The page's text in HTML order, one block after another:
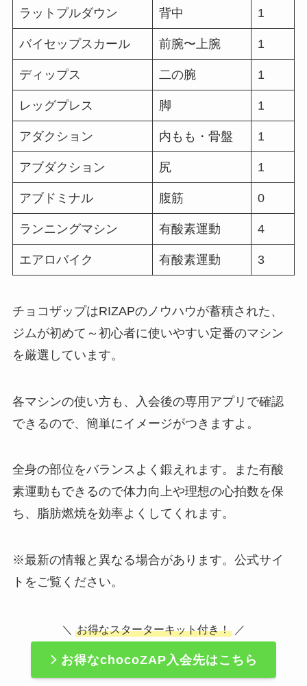
ラットプルダウン 背中 1
バイセップスカール 前腕〜上腕 1
ディップス 二の腕 1
レッグプレス 脚 1
アダクション 内もも・骨盤 1
アブダクション 尻 1
アブドミナル 腹筋 0
ランニングマシン 有酸素運動 4
エアロバイク 有酸素運動 3
チョコザップはRIZAPのノウハウが蓄積された、
ジムが初めて～初心者に使いやすい定番のマシン
を厳選しています。
各マシンの使い方も、入会後の専用アプリで確認
できるので、簡単にイメージがつきますよ。
全身の部位をバランスよく鍛えれます。また有酸
素運動もできるので体力向上や理想の心拍数を保
ち、脂肪燃焼を効率よくしてくれます。
※最新の情報と異なる場合があります。公式サイ
トをご覧ください。
＼ お得なスターターキット付き！ ／
お得なchocoZAP入会先はこちら